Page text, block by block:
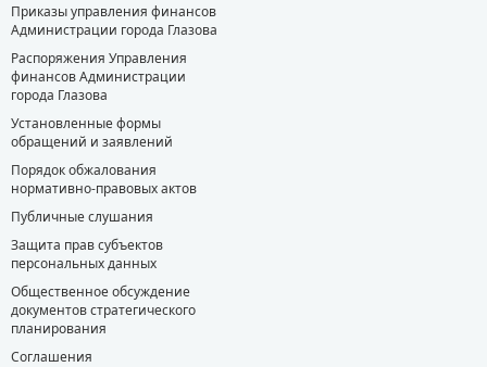
Приказы управления финансов
Администрации города Глазова
Распоряжения Управления
финансов Администрации
города Глазова
Установленные формы
обращений и заявлений
Порядок обжалования
нормативно-правовых актов
Публичные слушания
Защита прав субъектов
персональных данных
Общественное обсуждение
документов стратегического
планирования
Соглашения